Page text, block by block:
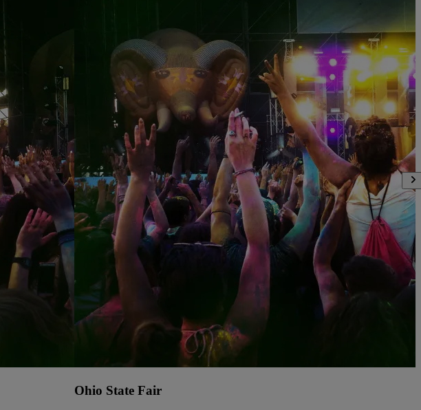
Ohio State Fair